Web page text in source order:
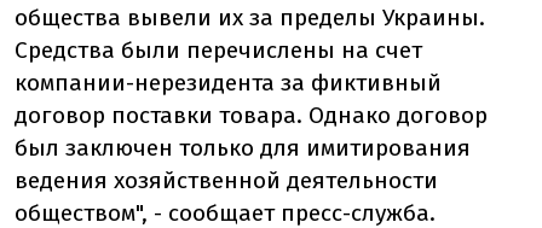
общества вывели их за пределы Украины.
Средства были перечислены на счет
компании-нерезидента за фиктивный
договор поставки товара. Однако договор
был заключен только для имитирования
ведения хозяйственной деятельности
обществом", - сообщает пресс-служба.